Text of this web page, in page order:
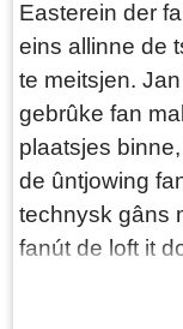
nei de Snitser
doarp ôf in '
Frjentsjer, en
Dêrmei befûn
wolgelegen '
noard, wol in
bliuwt
typearjende
bleaun, fette
Easterein der
eins allinne de
te meitsjen.
gebrûke fan
plaatsjes
de ûntjowing
technysk gâns
fanút de loft it
filmjen. In
makke yn